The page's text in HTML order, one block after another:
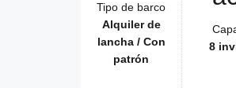
Tipo de barco
Alquiler de
lancha / Con
patrón
8